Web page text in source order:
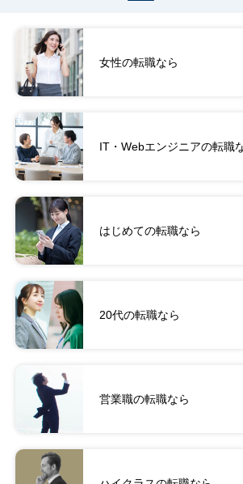
女性の転職なら
IT・Webエンジニアの転職
はじめての転職なら
20代の転職なら
営業職の転職なら